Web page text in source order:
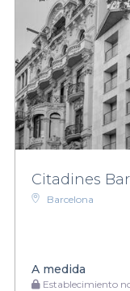
Citadines
Barcelona
A medida
Establecimiento